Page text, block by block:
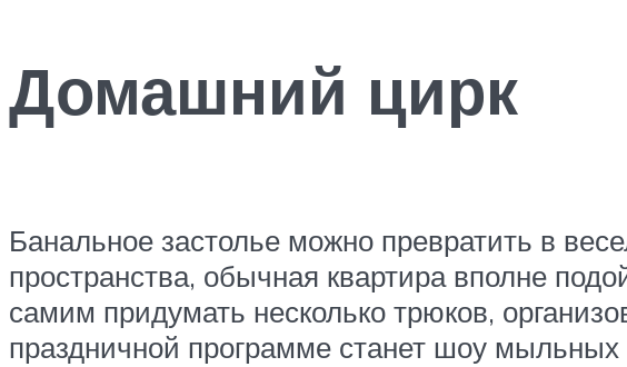
Домашний цирк
Банальное застолье можно превратить в
пространства, обычная квартира вполне
самим придумать несколько трюков,
праздничной программе станет шоу мыльных